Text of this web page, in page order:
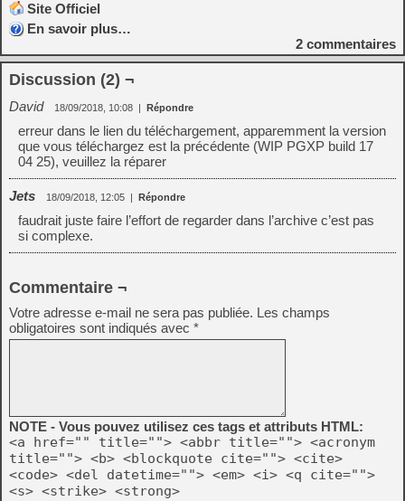
Site Officiel
En savoir plus…
2 commentaires
Discussion (2) ¬
David 18/09/2018, 10:08 Répondre
erreur dans le lien du téléchargement, apparemment la version
que vous téléchargez est la précédente (WIP PGXP build 17
04 25), veuillez la réparer
Jets 18/09/2018, 12:05 Répondre
faudrait juste faire l’effort de regarder dans l’archive c’est pas
si complexe.
Commentaire ¬
Votre adresse e-mail ne sera pas publiée. Les champs
obligatoires sont indiqués avec *
NOTE - Vous pouvez utilisez ces tags et attributs HTML:
<a href="" title=""> <abbr title=""> <acronym
title=""> <b> <blockquote cite=""> <cite>
<code> <del datetime=""> <em> <i> <q cite="">
<s> <strike> <strong>